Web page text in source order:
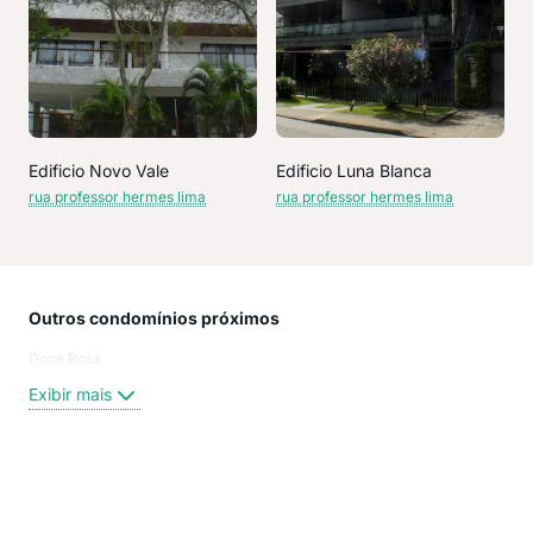
Edificio Novo Vale
rua professor hermes lima
Edificio Luna Blanca
rua professor hermes lima
Outros condomínios próximos
Dona Rosa
Exibir mais